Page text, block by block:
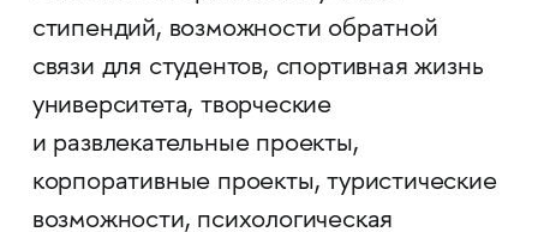
стипендий, возможности обратной
связи для студентов, спортивная жизнь
университета, творческие
и развлекательные проекты,
корпоративные проекты, туристические
возможности, психологическая